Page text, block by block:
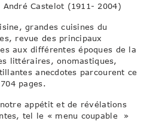
Castelot (1911- 2004)
grandes cuisines du
revue des principaux
aux différentes époques de la
littéraires, onomastiques,
anecdotes parcourent ce
pages.
appétit et de révélations
tel le « menu coupable »